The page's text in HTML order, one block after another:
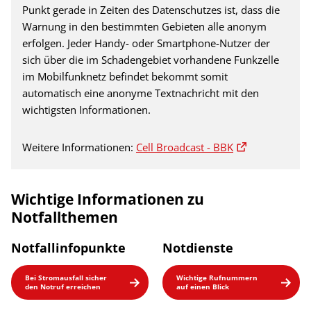
Punkt gerade in Zeiten des Datenschutzes ist, dass die
Warnung in den bestimmten Gebieten alle anonym
erfolgen. Jeder Handy- oder Smartphone-Nutzer der
sich über die im Schadengebiet vorhandene Funkzelle
im Mobilfunknetz befindet bekommt somit
automatisch eine anonyme Textnachricht mit den
wichtigsten Informationen.
Weitere Informationen: Cell Broadcast - BBK
Wichtige Informationen zu
Notfallthemen
Notfallinfopunkte
Bei Stromausfall sicher
den Notruf erreichen
Notdienste
Wichtige Rufnummern
auf einen Blick